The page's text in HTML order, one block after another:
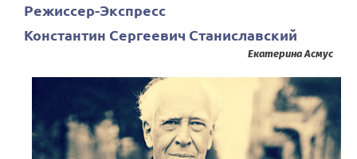
Режиссер-Экспресс
Константин Сергеевич Станиславский
Екатерина Асмус